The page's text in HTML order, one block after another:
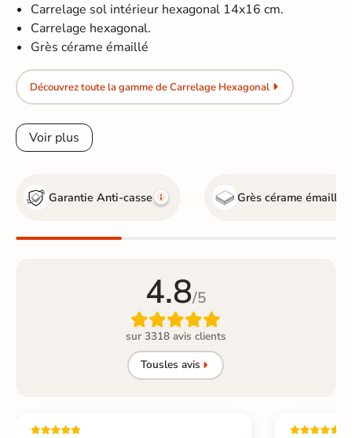
Carrelage sol intérieur hexagonal 14x16 cm.
Carrelage hexagonal.
Grès cérame émaillé
Découvrez toute la gamme de Carrelage Hexagonal
Voir plus
Garantie Anti-casse Grès cérame émaillé
4.8/5

sur 3318 avis clients
Tousles avis